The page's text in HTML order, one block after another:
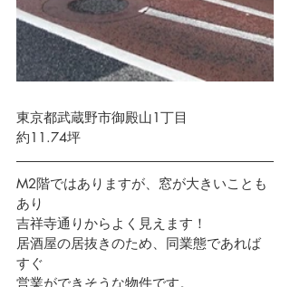
東京都武蔵野市御殿山1丁目
約11.74坪
M2階ではありますが、窓が大きいことも
あり
吉祥寺通りからよく見えます！
居酒屋の居抜きのため、同業態であれば
すぐ
営業ができそうな物件です。